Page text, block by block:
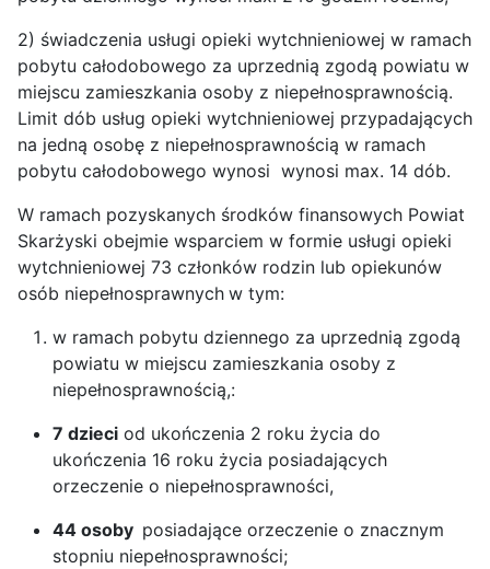
2) świadczenia usługi opieki wytchnieniowej w ramach
pobytu całodobowego za uprzednią zgodą powiatu w
miejscu zamieszkania osoby z niepełnosprawnością.
Limit dób usług opieki wytchnieniowej przypadających
na jedną osobę z niepełnosprawnością w ramach
pobytu całodobowego wynosi wynosi max. 14 dób.
W ramach pozyskanych środków finansowych Powiat
Skarżyski obejmie wsparciem w formie usługi opieki
wytchnieniowej 73 członków rodzin lub opiekunów
osób niepełnosprawnych w tym:
w ramach pobytu dziennego za uprzednią zgodą
powiatu w miejscu zamieszkania osoby z
niepełnosprawnością,:
7 dzieci od ukończenia 2 roku życia do
ukończenia 16 roku życia posiadających
orzeczenie o niepełnosprawności,
44 osoby posiadające orzeczenie o znacznym
stopniu niepełnosprawności;